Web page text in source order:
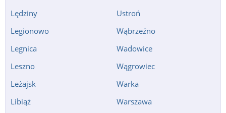
Lędziny
Legionowo
Legnica
Leszno
Leżajsk
Libiąż
Ustroń
Wąbrzeźno
Wadowice
Wągrowiec
Warka
Warszawa